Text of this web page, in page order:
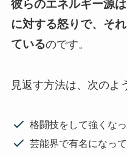
彼らのエネルギー源
に対する怒りで、そ
ているのです。
見返す方法は、次のよ
格闘技をして強くな
芸能界で有名になっ